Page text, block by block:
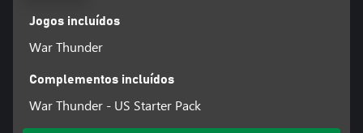
Jogos incluídos
War Thunder
Complementos incluídos
War Thunder - US Starter Pack